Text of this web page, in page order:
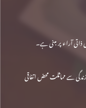
آراء پر مبنی ہے۔
سے مماثلت محض اتفاقی